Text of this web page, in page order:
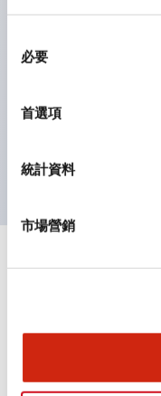
必要
首選項
統計資料
市場營銷
需分色管理的 LED
顏色。
支援色彩通用設計
示燈的亮燈/熄燈狀
符合 ISO 3864-4
顏色表現更明確鮮明